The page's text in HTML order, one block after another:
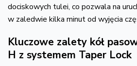
dociskowych tulei, co pozwala na
w zaledwie kilka minut od wyjęcia
Kluczowe zalety kół
H z systemem Taper Lock